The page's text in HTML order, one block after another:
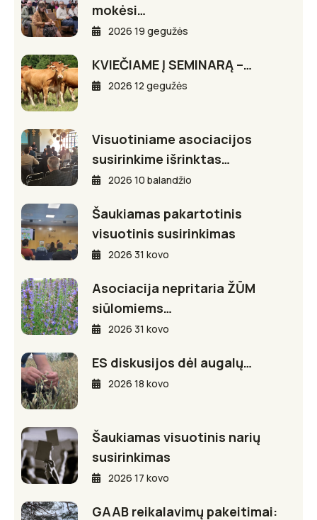
mokėsi…
2026 19 gegužės
KVIEČIAME Į SEMINARĄ –…
2026 12 gegužės
Visuotiniame asociacijos
susirinkime išrinktas…
2026 10 balandžio
Šaukiamas pakartotinis
visuotinis susirinkimas
2026 31 kovo
Asociacija nepritaria ŽŪM
siūlomiems…
2026 31 kovo
ES diskusijos dėl augalų…
2026 18 kovo
Šaukiamas visuotinis narių
susirinkimas
2026 17 kovo
GAAB reikalavimų pakeitimai: